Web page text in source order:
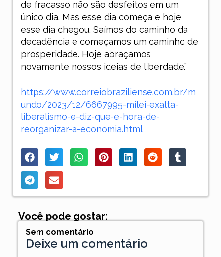
de fracasso não são desfeitos em um
único dia. Mas esse dia começa e hoje
esse dia chegou. Saímos do caminho da
decadência e começamos um caminho de
prosperidade. Hoje abraçamos
novamente nossos ideias de liberdade.”
https://www.correiobraziliense.com.br/m
undo/2023/12/6667995-milei-exalta-
liberalismo-e-diz-que-e-hora-de-
reorganizar-a-economia.html
Você pode gostar:
Sem comentário
Deixe um comentário